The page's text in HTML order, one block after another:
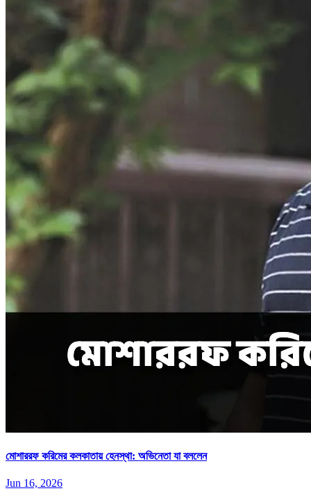
মোশাররফ করিমের কলকাতায় হেনস্থা: অভিনেতা যা বললেন
Jun 16, 2026